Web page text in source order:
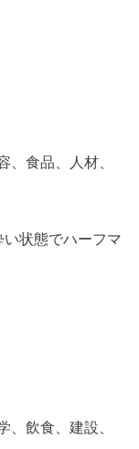
、食品、人材、
い状態でハーフマ
、飲食、建設、